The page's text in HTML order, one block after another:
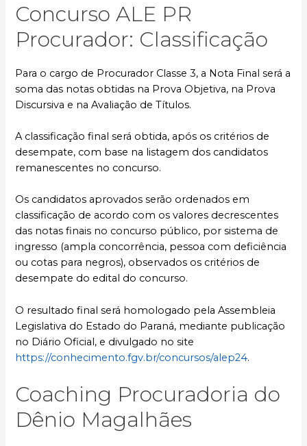
Concurso ALE PR
Procurador: Classificação
Para o cargo de Procurador Classe 3, a Nota Final será a
soma das notas obtidas na Prova Objetiva, na Prova
Discursiva e na Avaliação de Títulos.
A classificação final será obtida, após os critérios de
desempate, com base na listagem dos candidatos
remanescentes no concurso.
Os candidatos aprovados serão ordenados em
classificação de acordo com os valores decrescentes
das notas finais no concurso público, por sistema de
ingresso (ampla concorrência, pessoa com deficiência
ou cotas para negros), observados os critérios de
desempate do edital do concurso.
O resultado final será homologado pela Assembleia
Legislativa do Estado do Paraná, mediante publicação
no Diário Oficial, e divulgado no site
https://conhecimento.fgv.br/concursos/alep24.
Coaching Procuradoria do
Dênio Magalhães